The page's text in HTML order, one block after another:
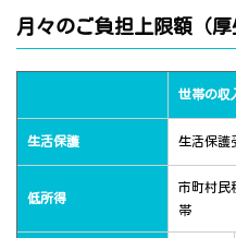
月々のご負担上限額（厚
世帯の収
生活保護 生活保護
低所得
市町村民
帯